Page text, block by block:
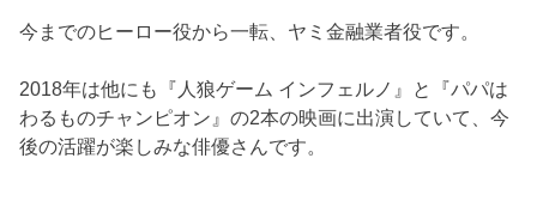
今までのヒーロー役から一転、ヤミ金融業者役です。
2018年は他にも『人狼ゲーム インフェルノ』と『パパは
わるものチャンピオン』の2本の映画に出演していて、今
後の活躍が楽しみな俳優さんです。